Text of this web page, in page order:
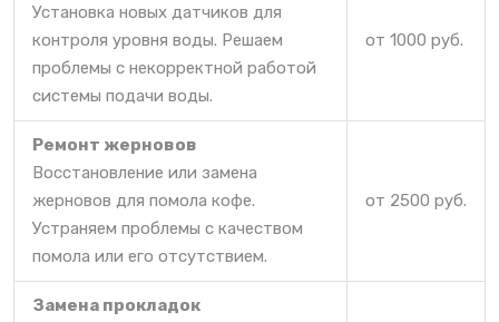
Установка новых датчиков для
контроля уровня воды. Решаем
проблемы с некорректной работой
системы подачи воды.
от 1000 руб.
Ремонт жерновов
Восстановление или замена
жерновов для помола кофе.
Устраняем проблемы с качеством
помола или его отсутствием.
от 2500 руб.
Замена прокладок